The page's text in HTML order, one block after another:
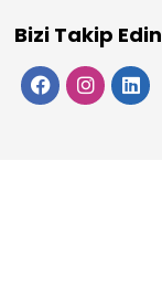
Bizi Takip Edin